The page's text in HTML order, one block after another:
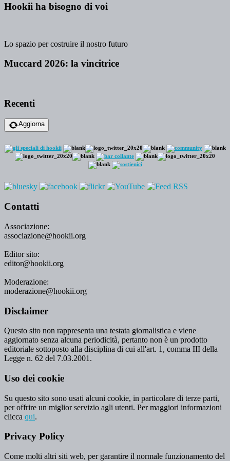
Hookii ha bisogno di voi
Lo spazio per costruire il nostro futuro
Muccard 2026: la vincitrice
Recenti
Aggiorna
Contatti
Associazione:
associazione@hookii.org
Editor sito:
editor@hookii.org
Moderazione:
moderazione@hookii.org
Disclaimer
Questo sito non rappresenta una testata giornalistica e viene
aggiornato senza alcuna periodicità, pertanto non è un prodotto
editoriale sottoposto alla disciplina di cui all'art. 1, comma III della
Legge n. 62 del 7.03.2001.
Uso dei cookie
Su questo sito sono usati alcuni cookie, in particolare di terze parti,
per offrire un miglior servizio agli utenti. Per maggiori informazioni
clicca qui.
Privacy Policy
Come molti altri siti web, per garantire il normale funzionamento del